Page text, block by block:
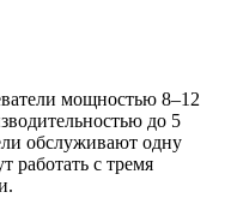
мощностью 8–12
до 5
обслуживают одну
работать с тремя